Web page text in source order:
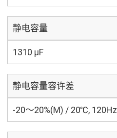
静电容量
1310 µF
静电容量容许差
-20～20%(M) / 20℃, 120Hz